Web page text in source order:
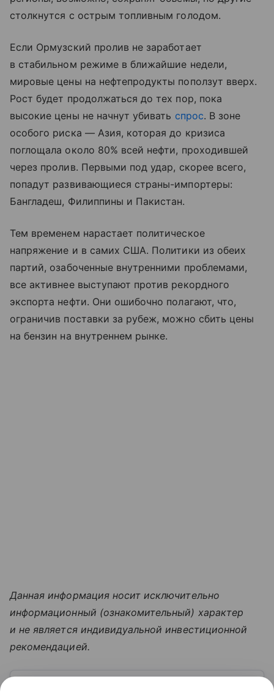
столкнутся с острым топливным голодом.
Если Ормузский пролив не заработает
в стабильном режиме в ближайшие недели,
мировые цены на нефтепродукты поползут вверх.
Рост будет продолжаться до тех пор, пока
высокие цены не начнут убивать спрос. В зоне
особого риска — Азия, которая до кризиса
поглощала около 80% всей нефти, проходившей
через пролив. Первыми под удар, скорее всего,
попадут развивающиеся страны-импортеры:
Бангладеш, Филиппины и Пакистан.
Тем временем нарастает политическое
напряжение и в самих США. Политики из обеих
партий, озабоченные внутренними проблемами,
все активнее выступают против рекордного
экспорта нефти. Они ошибочно полагают, что,
ограничив поставки за рубеж, можно сбить цены
на бензин на внутреннем рынке.
Данная информация носит исключительно
информационный (ознакомительный) характер
и не является индивидуальной инвестиционной
рекомендацией.